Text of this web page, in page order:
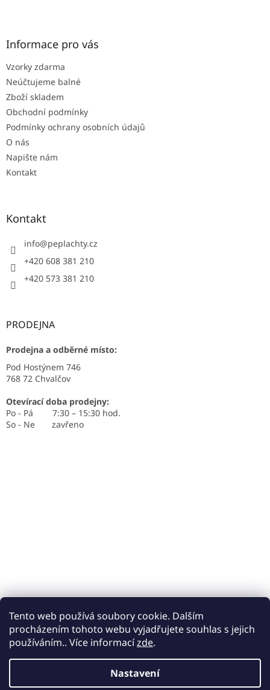
Tento web používá soubory cookie. Dalším
procházením tohoto webu vyjadřujete souhlas s jejich
používáním.. Více informacízde.
Nastavení
Vyrobíme vám jakoukoliv plachtu na přání v gramáži
200 g/m2,
v barvě
Informace pro vás
Vzorky zdarma
Neúčtujeme balné
Zboží skladem
Obchodní podmínky
Podmínky ochrany osobních údajů
O nás
Napište nám
Kontakt
Kontakt
info@peplachty.cz
+420 608 381 210
+420 573 381 210
PRODEJNA
Prodejna a odběrné místo:
Pod Hostýnem 746
768 72 Chvalčov
Otevírací doba prodejny:
Po - Pá 7:30 – 15:30 hod.
So - Ne zavřeno
Vytvořil Shoptet